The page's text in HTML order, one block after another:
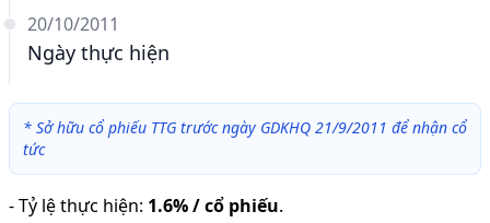
20/10/2011
Ngày thực hiện
* Sở hữu cổ phiếu TTG trước ngày GDKHQ 21/9/2011 để nhận cổ
tức
-Tỷ lệ thực hiện: 1.6% / cổ phiếu.